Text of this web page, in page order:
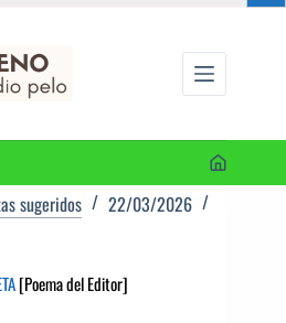
sugeridos
22/03/2026
[Poema del Editor]